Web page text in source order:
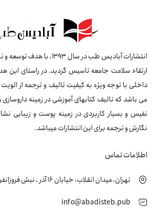
انتشارات آبادیس طب در سال
ارتقاء سلامت جامعه تاسیس گردید. در راستای این
داخلی با توجه ویژه به کیفیت تالیف و ترجمه از
می باشد که تالیف کتابهای آموزشی در زمینه
نفیس و بسیار کاربردی در زمینه پوست و زیبایی
نگارش و ترجمه برای این انتشارات میباشد.
اطلاعات تماس
تهران، میدان انقلاب، خیابان 16 آذر ، نبش فروزانفر، پلاک 24 ، طبقه اول
info@abadisteb.pub